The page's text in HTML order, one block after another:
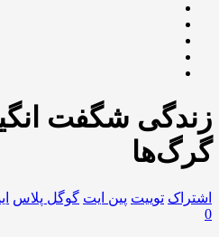
زندگی شگفت
گرگ‌ها
اشتراک توییت پین ایت گوگل‌ پلاس
0